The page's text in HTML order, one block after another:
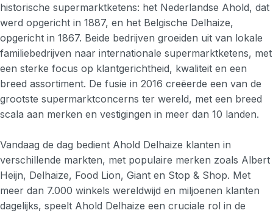
historische supermarktketens: het Nederlandse Ahold, dat
werd opgericht in 1887, en het Belgische Delhaize,
opgericht in 1867. Beide bedrijven groeiden uit van lokale
familiebedrijven naar internationale supermarktketens, met
een sterke focus op klantgerichtheid, kwaliteit en een
breed assortiment. De fusie in 2016 creëerde een van de
grootste supermarktconcerns ter wereld, met een breed
scala aan merken en vestigingen in meer dan 10 landen.
Vandaag de dag bedient Ahold Delhaize klanten in
verschillende markten, met populaire merken zoals Albert
Heijn, Delhaize, Food Lion, Giant en Stop & Shop. Met
meer dan 7.000 winkels wereldwijd en miljoenen klanten
dagelijks, speelt Ahold Delhaize een cruciale rol in de